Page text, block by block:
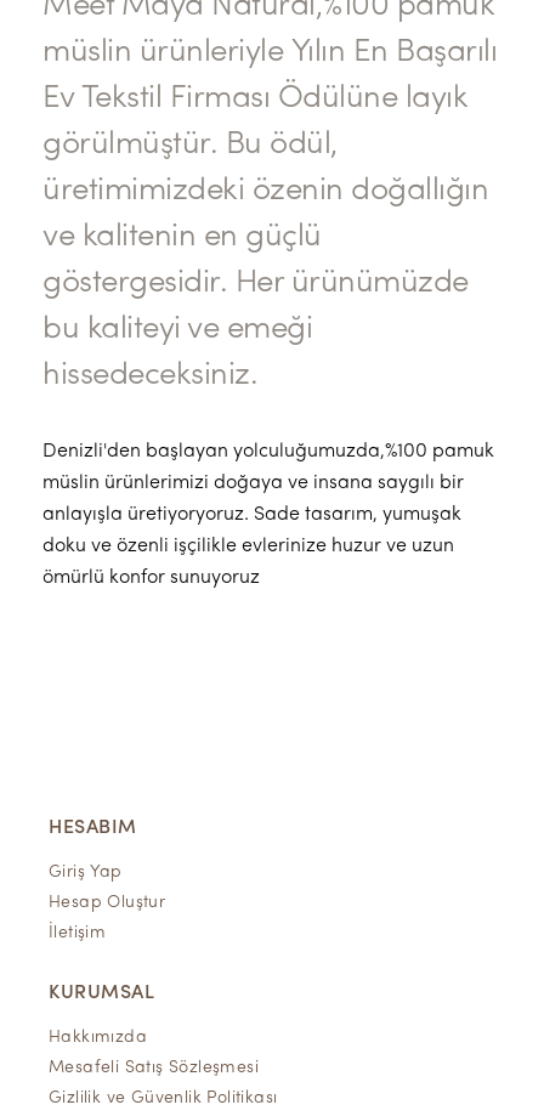
Meet Maya Natural,%100 pamuk
müslin ürünleriyle Yılın En Başarılı
Ev Tekstil Firması Ödülüne layık
görülmüştür. Bu ödül,
üretimimizdeki özenin doğallığın
ve kalitenin en güçlü
göstergesidir. Her ürünümüzde
bu kaliteyi ve emeği
hissedeceksiniz.
Denizli'den başlayan yolculuğumuzda,%100 pamuk
müslin ürünlerimizi doğaya ve insana saygılı bir
anlayışla üretiyoryoruz. Sade tasarım, yumuşak
doku ve özenli işçilikle evlerinize huzur ve uzun
ömürlü konfor sunuyoruz
HESABIM
Giriş Yap
Hesap Oluştur
İletişim
KURUMSAL
Hakkımızda
Mesafeli Satış Sözleşmesi
Gizlilik ve Güvenlik Politikası